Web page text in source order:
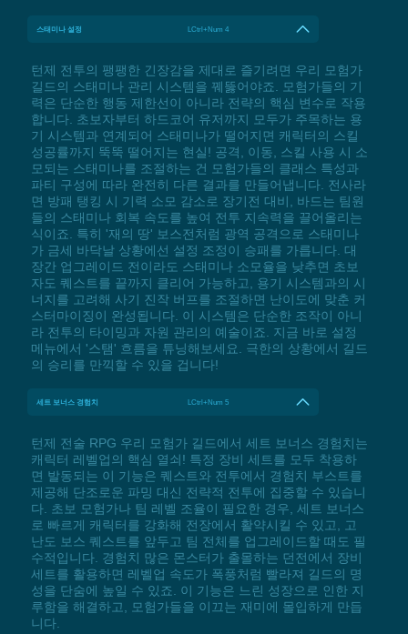
스태미나 설정 LCtrl+Num 4
턴제 전투의 팽팽한 긴장감을 제대로 즐기려면 우리 모험가
길드의 스태미나 관리 시스템을 꿰뚫어야죠. 모험가들의 기
력은 단순한 행동 제한선이 아니라 전략의 핵심 변수로 작용
합니다. 초보자부터 하드코어 유저까지 모두가 주목하는 용
기 시스템과 연계되어 스태미나가 떨어지면 캐릭터의 스킬
성공률까지 뚝뚝 떨어지는 현실! 공격, 이동, 스킬 사용 시 소
모되는 스태미나를 조절하는 건 모험가들의 클래스 특성과
파티 구성에 따라 완전히 다른 결과를 만들어냅니다. 전사라
면 방패 탱킹 시 기력 소모 감소로 장기전 대비, 바드는 팀원
들의 스태미나 회복 속도를 높여 전투 지속력을 끌어올리는
식이죠. 특히 '재의 땅' 보스전처럼 광역 공격으로 스태미나
가 금세 바닥날 상황에선 설정 조정이 승패를 가릅니다. 대
장간 업그레이드 전이라도 스태미나 소모율을 낮추면 초보
자도 퀘스트를 끝까지 클리어 가능하고, 용기 시스템과의 시
너지를 고려해 사기 진작 버프를 조절하면 난이도에 맞춘 커
스터마이징이 완성됩니다. 이 시스템은 단순한 조작이 아니
라 전투의 타이밍과 자원 관리의 예술이죠. 지금 바로 설정
메뉴에서 '스탬' 흐름을 튜닝해보세요. 극한의 상황에서 길드
의 승리를 만끽할 수 있을 겁니다!
세트 보너스 경험치 LCtrl+Num 5
턴제 전술 RPG 우리 모험가 길드에서 세트 보너스 경험치는
캐릭터 레벨업의 핵심 열쇠! 특정 장비 세트를 모두 착용하
면 발동되는 이 기능은 퀘스트와 전투에서 경험치 부스트를
제공해 단조로운 파밍 대신 전략적 전투에 집중할 수 있습니
다. 초보 모험가나 팀 레벨 조율이 필요한 경우, 세트 보너스
로 빠르게 캐릭터를 강화해 전장에서 활약시킬 수 있고, 고
난도 보스 퀘스트를 앞두고 팀 전체를 업그레이드할 때도 필
수적입니다. 경험치 많은 몬스터가 출몰하는 던전에서 장비
세트를 활용하면 레벨업 속도가 폭풍처럼 빨라져 길드의 명
성을 단숨에 높일 수 있죠. 이 기능은 느린 성장으로 인한 지
루함을 해결하고, 모험가들을 이끄는 재미에 몰입하게 만듭
니다.